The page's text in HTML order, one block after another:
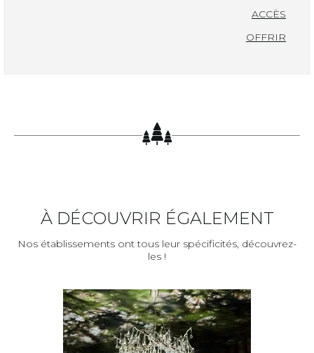
ACCÈS
OFFRIR
À DÉCOUVRIR ÉGALEMENT
Nos établissements ont tous leur spécificités, découvrez-
les !